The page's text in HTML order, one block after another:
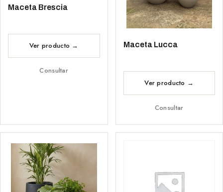
Maceta Brescia
Consultar
Maceta Lucca
Consultar